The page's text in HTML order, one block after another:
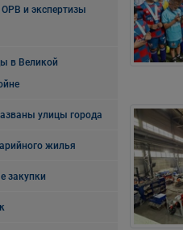
и экспертизы
в Великой
улицы города
жилья
закупки